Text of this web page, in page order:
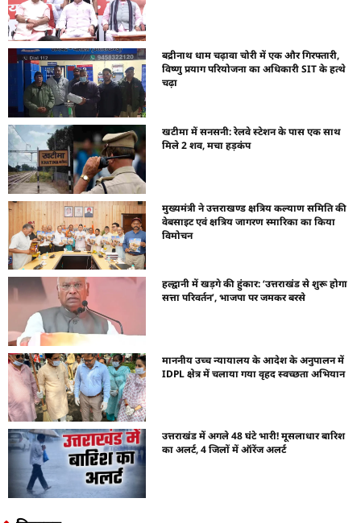
बद्रीनाथ धाम चढ़ावा चोरी में एक और गिरफ्तारी,
विष्णु प्रयाग परियोजना का अधिकारी SIT के हत्थे
चढ़ा
खटीमा में सनसनी: रेलवे स्टेशन के पास एक साथ
मिले 2 शव, मचा हड़कंप
मुख्यमंत्री ने उत्तराखण्ड क्षत्रिय कल्याण समिति की
वेबसाइट एवं क्षत्रिय जागरण स्मारिका का किया
विमोचन
हल्द्वानी में खड़गे की हुंकार: ‘उत्तराखंड से शुरू होगा
सत्ता परिवर्तन’, भाजपा पर जमकर बरसे
माननीय उच्च न्यायालय के आदेश के अनुपालन में
IDPL क्षेत्र में चलाया गया वृहद स्वच्छता अभियान
उत्तराखंड में अगले 48 घंटे भारी! मूसलाधार बारिश
का अलर्ट, 4 जिलों में ऑरेंज अलर्ट